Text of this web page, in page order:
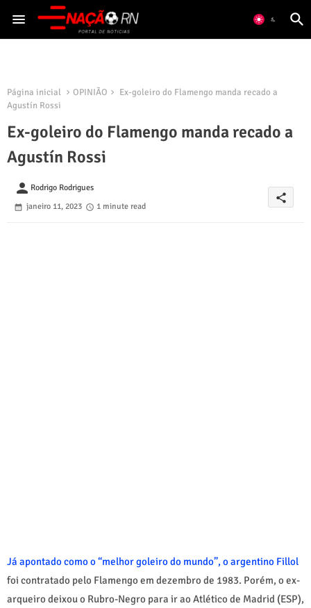
Página inicial OPINIÃO
Ex-goleiro do Flamengo manda recado a
Agustín Rossi
Ex-goleiro do Flamengo manda recado a
Agustín Rossi
person Rodrigo Rodrigues
janeiro 11, 2023
1 minute read
share
Já apontado como o “melhor goleiro do mundo”, o argentino Fillol
foi contratado pelo Flamengo em dezembro de 1983. Porém, o ex-
arqueiro deixou o Rubro-Negro para ir ao Atlético de Madrid (ESP),